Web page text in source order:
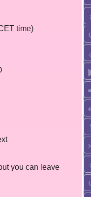
time)
you can leave